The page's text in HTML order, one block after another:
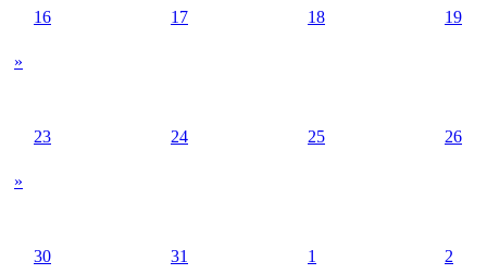
»
16 17 18 19
»
23 24 25 26
30 31 1 2